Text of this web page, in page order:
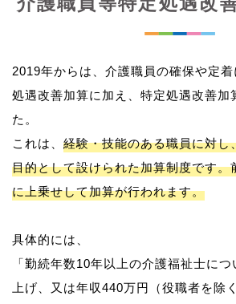
2019年からは、介護職員の確保や定着
処遇改善加算に加え、特定処遇改善加
た。
これは、 経験・技能のある職員に対し
目的として設けられた加算制度です。
に上乗せして加算が行われます。
具体的には、
「勤続年数10年以上の介護福祉士に
上げ、又は年収440万円（役職者を除